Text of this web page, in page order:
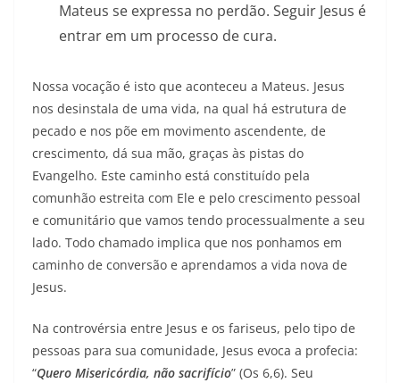
Mateus se expressa no perdão. Seguir Jesus é
entrar em um processo de cura.
Nossa vocação é isto que aconteceu a Mateus. Jesus
nos desinstala de uma vida, na qual há estrutura de
pecado e nos põe em movimento ascendente, de
crescimento, dá sua mão, graças às pistas do
Evangelho. Este caminho está constituído pela
comunhão estreita com Ele e pelo crescimento pessoal
e comunitário que vamos tendo processualmente a seu
lado. Todo chamado implica que nos ponhamos em
caminho de conversão e aprendamos a vida nova de
Jesus.
Na controvérsia entre Jesus e os fariseus, pelo tipo de
pessoas para sua comunidade, Jesus evoca a profecia:
“Quero Misericórdia, não sacrifício” (Os 6,6). Seu